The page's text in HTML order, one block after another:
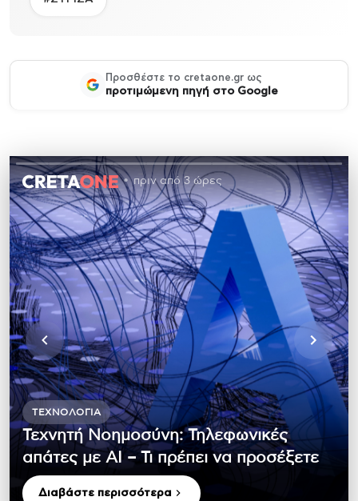
Προσθέστε το cretaone.gr ως
προτιμώμενη πηγή στο Google
πριν από 3 ώρες
ΤΕΧΝΟΛΟΓΊΑ
Τεχνητή Νοημοσύνη: Τηλεφωνικές
απάτες με ΑΙ – Τι πρέπει να προσέξετε
Διαβάστε περισσότερα